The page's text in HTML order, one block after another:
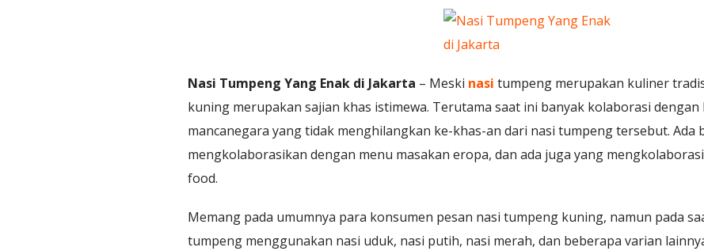
Nasi Tumpeng Yang Enak di Jakarta – Meski nasi tumpeng merupakan kuliner
kuning merupakan sajian khas istimewa. Terutama saat ini banyak kolaborasi
mancanegara yang tidak menghilangkan ke-khas-an dari nasi tumpeng tersebut. Ada
mengkolaborasikan dengan menu masakan eropa, dan ada juga yang
food.
Memang pada umumnya para konsumen pesan nasi tumpeng kuning, namun pada
tumpeng menggunakan nasi uduk, nasi putih, nasi merah, dan beberapa varian